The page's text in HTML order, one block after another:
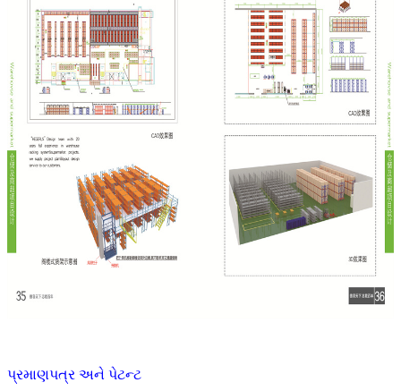
પ્રમાણપત્ર અને પેટન્ટ